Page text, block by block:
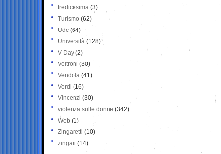
tredicesima (3)
Turismo (62)
Udc (64)
Università (128)
V-Day (2)
Veltroni (30)
Vendola (41)
Verdi (16)
Vincenzi (30)
violenza sulle donne (342)
Web (1)
Zingaretti (10)
zingari (14)